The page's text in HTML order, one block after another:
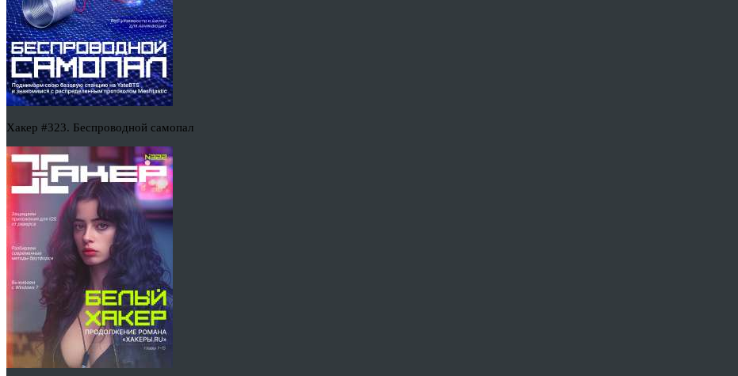
Хакер #323. Беспроводной самопал